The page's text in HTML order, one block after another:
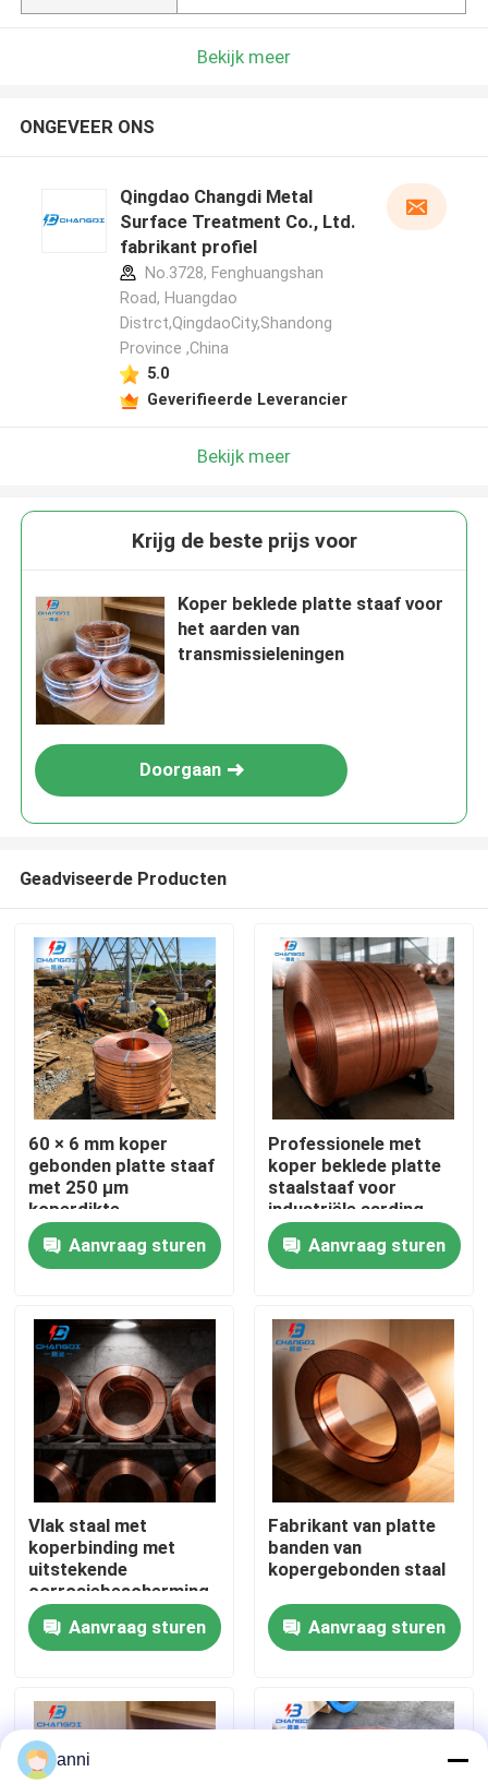
Thuis
Producten
Over ons
Fabrieksreis
Kwaliteitscontrole
Contacteer ons
nieuws
Alle Gevallen
Vraag een offerte aan
Bekijk meer
ONGEVEER ONS
Qingdao Changdi Metal
Surface Treatment Co., Ltd.
fabrikant profiel
No.3728, Fenghuangshan
Road, Huangdao
Distrct,QingdaoCity,Shandong
Province ,China
5.0
Geverifieerde Leverancier
Bekijk meer
Krijg de beste prijs voor
Koper beklede platte staaf voor
het aarden van
transmissieleningen
Doorgaan
Geadviseerde Producten
60 × 6 mm koper
gebonden platte staaf
met 250 μm
koperdikte
Aanvraag sturen
Professionele met
koper beklede platte
staalstaaf voor
industriële aarding
Aanvraag sturen
Vlak staal met
koperbinding met
uitstekende
corrosiebescherming
Aanvraag sturen
Fabrikant van platte
banden van
kopergebonden staal
Aanvraag sturen
anni